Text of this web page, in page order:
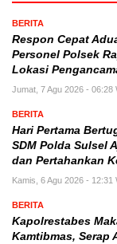
BERITA
Respon Cepat
Personel Polsek
Lokasi
Jumat, 7 Agu 2026 - 06:28
BERITA
Hari Pertama
SDM Polda Sulsel
dan Pertahankan
Kamis, 6 Agu 2026 - 12:31
BERITA
Kapolrestabes
Kamtibmas, Serap